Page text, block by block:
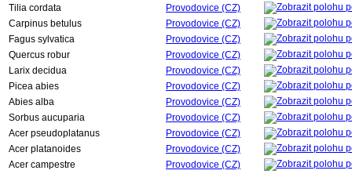
Tilia cordata
Provodovice (CZ)
Carpinus betulus
Provodovice (CZ)
Fagus sylvatica
Provodovice (CZ)
Quercus robur
Provodovice (CZ)
Larix decidua
Provodovice (CZ)
Picea abies
Provodovice (CZ)
Abies alba
Provodovice (CZ)
Sorbus aucuparia
Provodovice (CZ)
Acer pseudoplatanus
Provodovice (CZ)
Acer platanoides
Provodovice (CZ)
Acer campestre
Provodovice (CZ)